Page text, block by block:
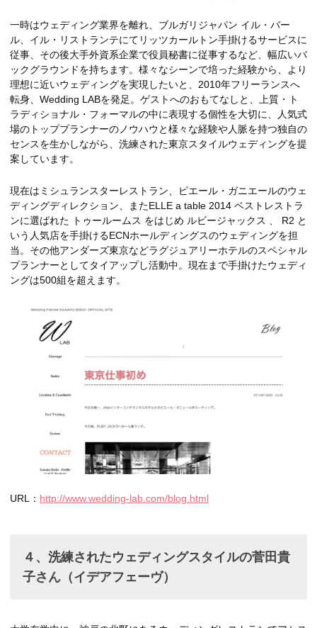
一時はウェディング業界を離れ、ブルガリジャパン イル・バー
ル、イル・リストランテにてリッツカールトン手掛けるサービスに
従事、その後大手外資系企業で役員秘書に従事するなど、幅広いバ
ックグラウンドを持ちます。様々なシーンで培った経験から、より
理想に近いウェディングを実現したいと、2010年フリーランスへ
転身、Wedding LABを発足。ゲストへのおもてなしと、上質・ト
ラディショナル・フォーマルの中に表現する個性を大切に、人気式
場のトッププランナーのノウハウと様々な経験や人脈を持つ独自の
センスを生かしながら、洗練された東京スタイルウェディングを提
案しています。
現在はミシュランスターレストラン、ピエール・ガニエールのウェ
ディングディレクション、またELLE a table 2014 ベストレストラ
ンに選ばれた トゥールームス をはじめ ルビージャックス 、 R2 と
いう人気店を手掛けるECNホールディングスのウェディングを担
当。その他アンダーズ東京などラグジュアリーホテルのスペシャル
プランナーとしてタイアップし活動中。現在まで手掛けたウェディ
ングは500組を超えます。
URL： http://www.wedding-lab.com/blog.html
４、洗練されたウェディングスタイルの菅田貴
子さん（イデアフェーヴ）